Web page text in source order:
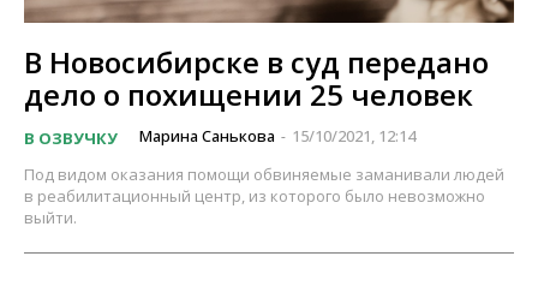
В Новосибирске в суд передано
дело о похищении 25 человек
В ОЗВУЧКУ Марина Санькова - 15/10/2021, 12:14
Под видом оказания помощи обвиняемые заманивали людей
в реабилитационный центр, из которого было невозможно
выйти.